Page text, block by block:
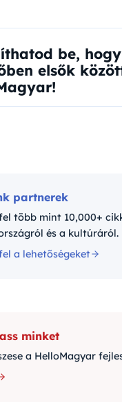
be,
elsők
partnerek
több mint 10,000+
és a kultúráról.
a lehetőségeket
minket
a HelloMagyar